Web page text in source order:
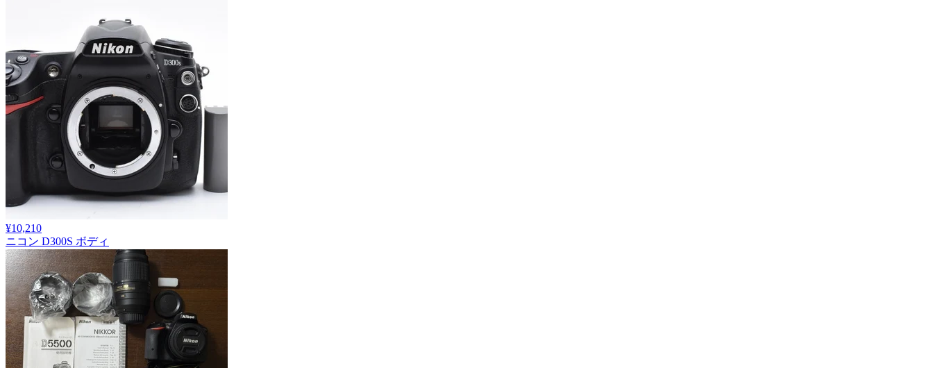
¥10,210
ニコン D300S ボディ